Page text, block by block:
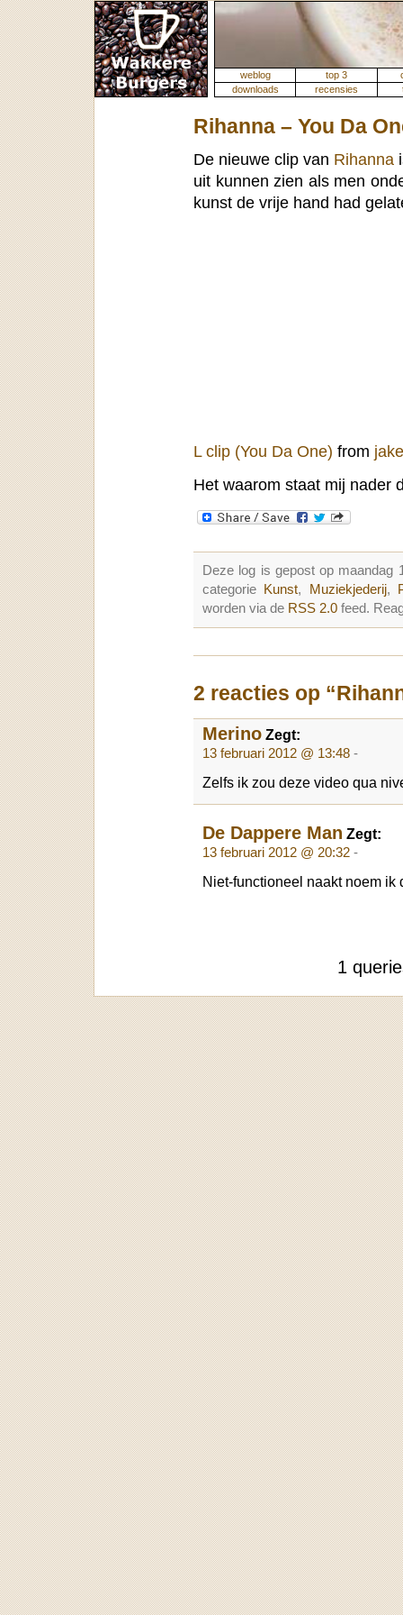
weblog top 3
downloads
recensies
Rihanna – You Da
De nieuwe clip van Rihanna
uit kunnen zien als men
kunst de vrije hand had
L clip (You Da One) from
Het waarom staat mij nader
Deze log is gepost op maandag
categorie
Kunst, Muziekjederij,
worden via de RSS 2.0 feed.
2 reacties op
Merino Zegt:
13 februari 2012 @ 13:48 -
Zelfs ik zou deze video qua
De Dappere Man Zegt:
13 februari 2012 @ 20:32 -
Niet-functioneel naakt noem ik
1